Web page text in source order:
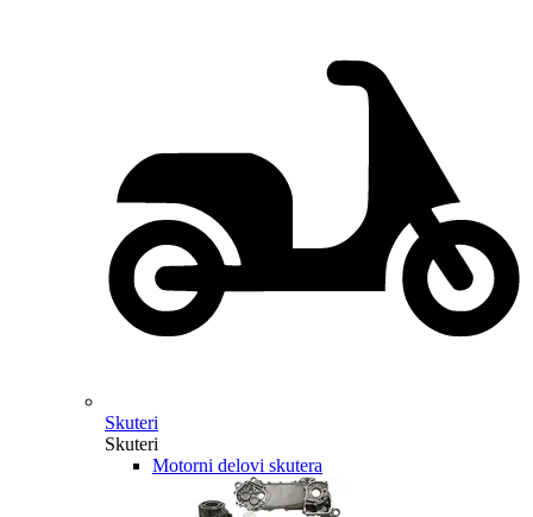
Skuteri
Skuteri
Motorni delovi skutera